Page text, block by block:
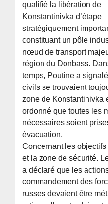
qualifié la libération de
Konstantinivka d’étape
stratégiquement
constituant un pôle
nœud de transport
région du Donbass.
temps, Poutine a
civils se trouvaient
zone de Konstantinivka
ordonné que toutes les
nécessaires soient
évacuation.
Concernant les
et la zone de sécurité.
a déclaré que les
commandement des
russes devaient être